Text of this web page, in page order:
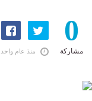
0
مشاركة منذ عام واحد